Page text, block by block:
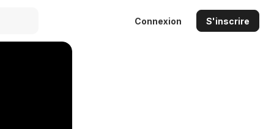
Connexion S'inscrire